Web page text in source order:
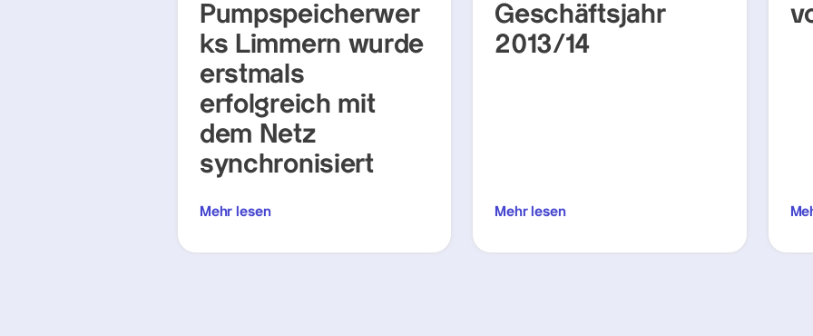
Pumpspeicherwer
ks Limmern wurde
erstmals
erfolgreich mit
dem Netz
synchronisiert
Mehr lesen
Geschäftsjahr
2013/14
Mehr lesen